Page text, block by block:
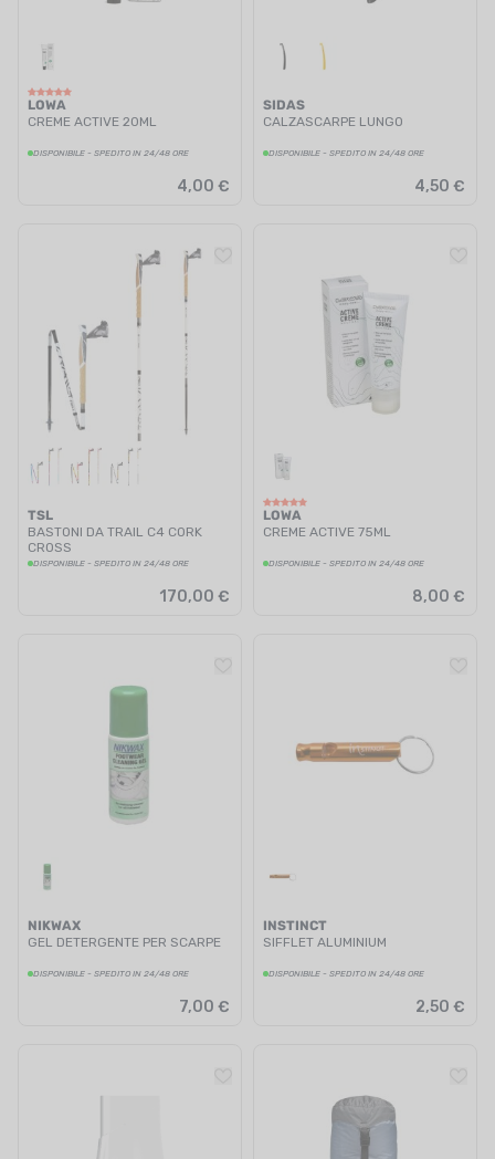
LOWA
CREME ACTIVE 20ML
DISPONIBILE - SPEDITO IN 24/48 ORE
4,00 €
SIDAS
CALZASCARPE LUNGO
DISPONIBILE - SPEDITO IN 24/48 ORE
4,50 €
TSL
BASTONI DA TRAIL C4 CORK
CROSS
DISPONIBILE - SPEDITO IN 24/48 ORE
170,00 €
LOWA
CREME ACTIVE 75ML
DISPONIBILE - SPEDITO IN 24/48 ORE
8,00 €
NIKWAX
GEL DETERGENTE PER SCARPE
DISPONIBILE - SPEDITO IN 24/48 ORE
7,00 €
INSTINCT
SIFFLET ALUMINIUM
DISPONIBILE - SPEDITO IN 24/48 ORE
2,50 €